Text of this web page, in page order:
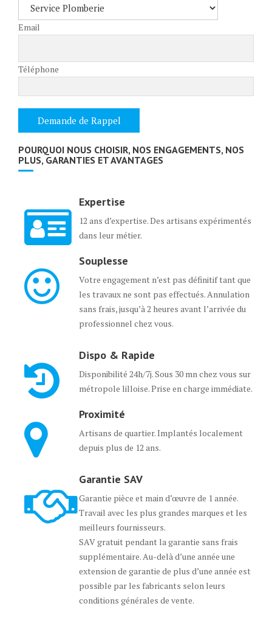
Email
Téléphone
POURQUOI NOUS CHOISIR, NOS ENGAGEMENTS, NOS
PLUS, GARANTIES ET AVANTAGES
Expertise
12 ans d’expertise. Des artisans expérimentés
dans leur métier.
Souplesse
Votre engagement n’est pas définitif tant que
les travaux ne sont pas effectués. Annulation
sans frais, jusqu’à 2 heures avant l’arrivée du
professionnel chez vous.
Dispo & Rapide
Disponibilité 24h/7j. Sous 30 mn chez vous sur
métropole lilloise. Prise en charge immédiate.
Proximité
Artisans de quartier. Implantés localement
depuis plus de 12 ans.
Garantie SAV
Garantie pièce et main d’œuvre de 1 année.
Travail avec les plus grandes marques et les
meilleurs fournisseurs.
SAV gratuit pendant la garantie sans frais
supplémentaire. Au-delà d’une année une
extension de garantie de plus d’une année est
possible par les fabricants selon leurs
conditions générales de vente.